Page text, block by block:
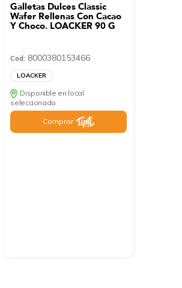
Galletas Dulces Classic
Wafer Rellenas Con Cacao
Y Choco. LOACKER 90 G
Cod: 8000380153466
LOACKER
Disponible en local
seleccionado
Comprar